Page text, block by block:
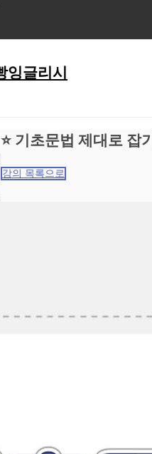
⭐ 기초문법 제대로 잡
강의 목록으로